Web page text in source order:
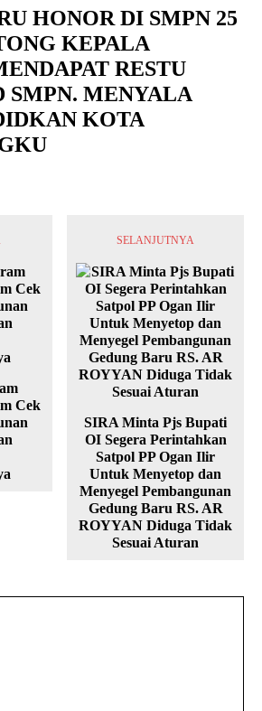
HONOR DI SMPN 25
KEPALA
RESTU
SMPN. MENYALA
KOTA
Cek
SELANJUTNYA
SIRA Minta Pjs Bupati
OI Segera Perintahkan
Satpol PP Ogan Ilir
Untuk Menyetop dan
Menyegel Pembangunan
Gedung Baru RS. AR
ROYYAN Diduga Tidak
Sesuai Aturan